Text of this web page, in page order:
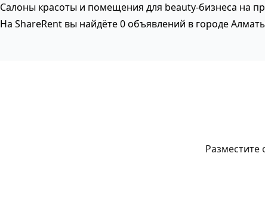
Салоны красоты и помещения для beauty-бизнеса на
На ShareRent вы найдёте 0 объявлений в городе
Разместите